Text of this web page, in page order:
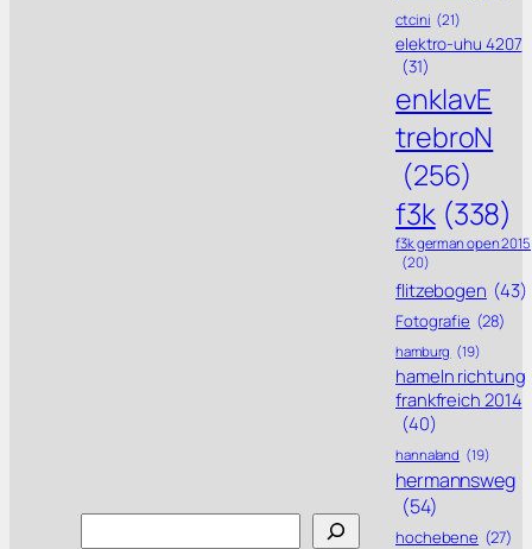
ctcini (21)
elektro-uhu 4207
(31)
enklavE
trebroN
(256)
f3k (338)
f3k german open 2015
(20)
flitzebogen (43)
Fotografie (28)
hamburg (19)
hameln richtung
frankfreich 2014
(40)
hannaland (19)
hermannsweg
(54)
hochebene (27)